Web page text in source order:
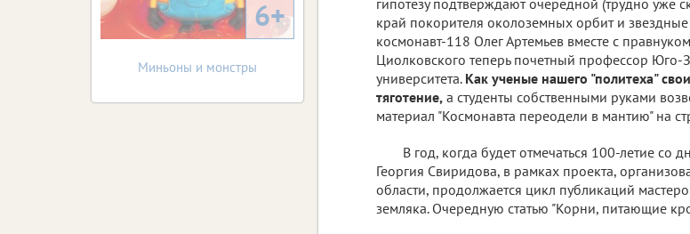
край покорителя околоземных орбит и
космонавт-118 Олег Артемьев вместе с
Циолковского теперь почетный профессор Юго-
университета. Как ученые нашего "политеха"
тяготение, а студенты собственными руками
материал "Космонавта переодели в мантию" на
В год, когда будет отмечаться 100-летие со
Георгия Свиридова, в рамках проекта,
области, продолжается цикл публикаций
земляка. Очередную статью "Корни, питающие
6+
Миньоны и монстры